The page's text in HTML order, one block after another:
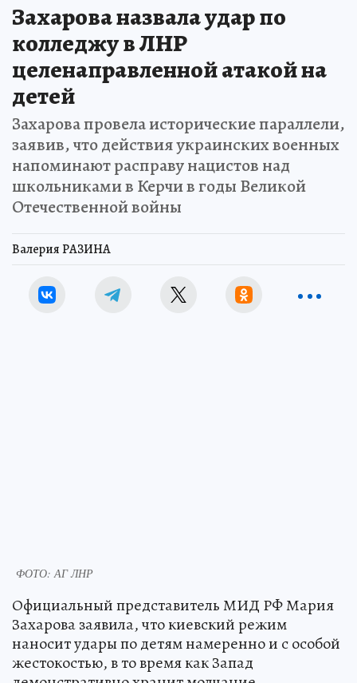
Захарова назвала удар по
колледжу в ЛНР
целенаправленной атакой на
детей
Захарова провела исторические параллели,
заявив, что действия украинских военных
напоминают расправу нацистов над
школьниками в Керчи в годы Великой
Отечественной войны
Валерия РАЗИНА
ФОТО: АГ ЛНР
Официальный представитель МИД РФ Мария
Захарова заявила, что киевский режим
наносит удары по детям намеренно и с особой
жестокостью, в то время как Запад